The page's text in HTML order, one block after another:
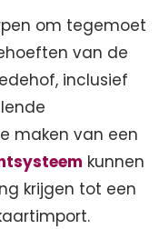
om tegemoet
van de
inclusief
maken van een
kunnen
krijgen tot een